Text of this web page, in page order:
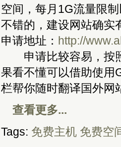
空间，每月1G流量限
不错的，建设网站确实
申请地址： http://
申请比较容易，按照
果看不懂可以借助使用
栏帮你随时翻译国外网
查看更多...
Tags: 免费主机 免费空